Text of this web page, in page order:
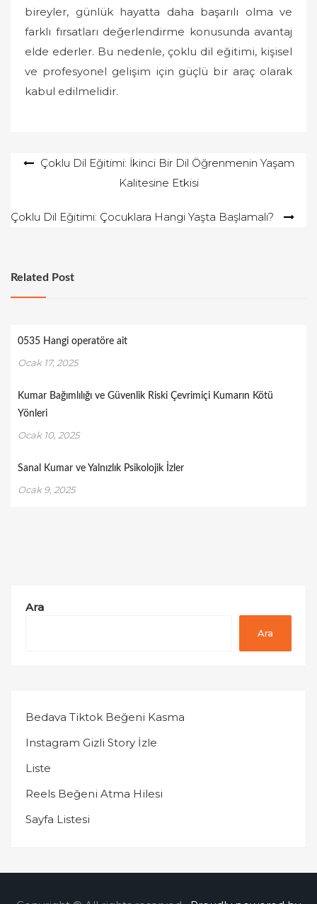
bireyler, günlük hayatta daha başarılı olma ve
farklı fırsatları değerlendirme konusunda avantaj
elde ederler. Bu nedenle, çoklu dil eğitimi, kişisel
ve profesyonel gelişim için güçlü bir araç olarak
kabul edilmelidir.
Yazı Çoklu Dil Eğitimi: İkinci Bir Dil Öğrenmenin Yaşam
Kalitesine Etkisi
Çoklu Dil Eğitimi: Çocuklara Hangi Yaşta Başlamalı?
Related Post
0535 Hangi operatöre ait
Ocak 17, 2025
Kumar Bağımlılığı ve Güvenlik Riski Çevrimiçi Kumarın Kötü
Yönleri
Ocak 10, 2025
Sanal Kumar ve Yalnızlık Psikolojik İzler
Ocak 9, 2025
Ara
Ara
Bedava Tiktok Beğeni Kasma
Instagram Gizli Story İzle
Liste
Reels Beğeni Atma Hilesi
Sayfa Listesi